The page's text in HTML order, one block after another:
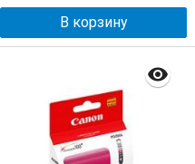
В корзину